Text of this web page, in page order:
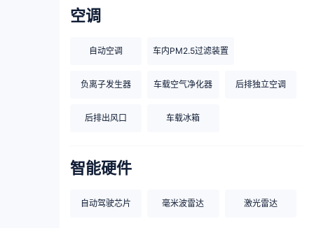
空调
自动空调 车内PM2.5过滤装置
负离子发生器 车载空气净化器 后排独立空调
后排出风口 车载冰箱
智能硬件
自动驾驶芯片 毫米波雷达 激光雷达